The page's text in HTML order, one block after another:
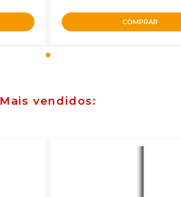
COMPRAR
Mais vendidos